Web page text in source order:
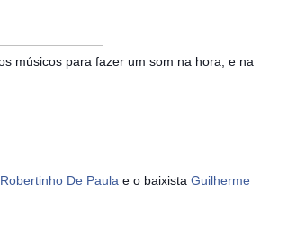
músicos para fazer um som na hora, e na
Robertinho De Paula e o baixista Guilherme